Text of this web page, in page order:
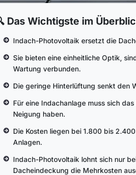
Das Wichtigste im
Indach-Photovoltaik ersetzt die
Sie bieten eine einheitliche Optik,
Wartung verbunden.
Die geringe Hinterlüftung senkt den
Für eine Indachanlage muss sich
Neigung haben.
Die Kosten liegen bei 1.800 bis
Anlagen.
Indach-Photovoltaik lohnt sich nur
Dacheindeckung die Mehrkosten